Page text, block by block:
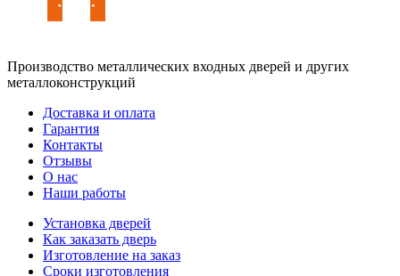
Производство металлических входных дверей и других
металлоконструкций
Доставка и оплата
Гарантия
Контакты
Отзывы
О нас
Наши работы
Установка дверей
Как заказать дверь
Изготовление на заказ
Сроки изготовления